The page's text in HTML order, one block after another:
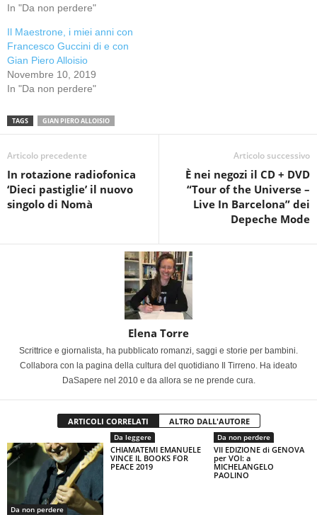
In "Da non perdere"
Il Maestrone, i miei anni con
Francesco Guccini di e con
Gian Piero Alloisio
Novembre 10, 2019
In "Da non perdere"
TAGS GIAN PIERO ALLOISIO
Articolo precedente
In rotazione radiofonica
‘Dieci pastiglie’ il nuovo
singolo di Nomà
Articolo successivo
È nei negozi il CD + DVD
“Tour of the Universe –
Live In Barcelona” dei
Depeche Mode
Elena Torre
Scrittrice e giornalista, ha pubblicato romanzi, saggi e storie per bambini.
Collabora con la pagina della cultura del quotidiano Il Tirreno. Ha ideato
DaSapere nel 2010 e da allora se ne prende cura.
ARTICOLI CORRELATI ALTRO DALL'AUTORE
Da non perdere
Da leggere
CHIAMATEMI EMANUELE
VINCE IL BOOKS FOR
PEACE 2019
Da non perdere
VII EDIZIONE di GENOVA
per VOI: a
MICHELANGELO
PAOLINO